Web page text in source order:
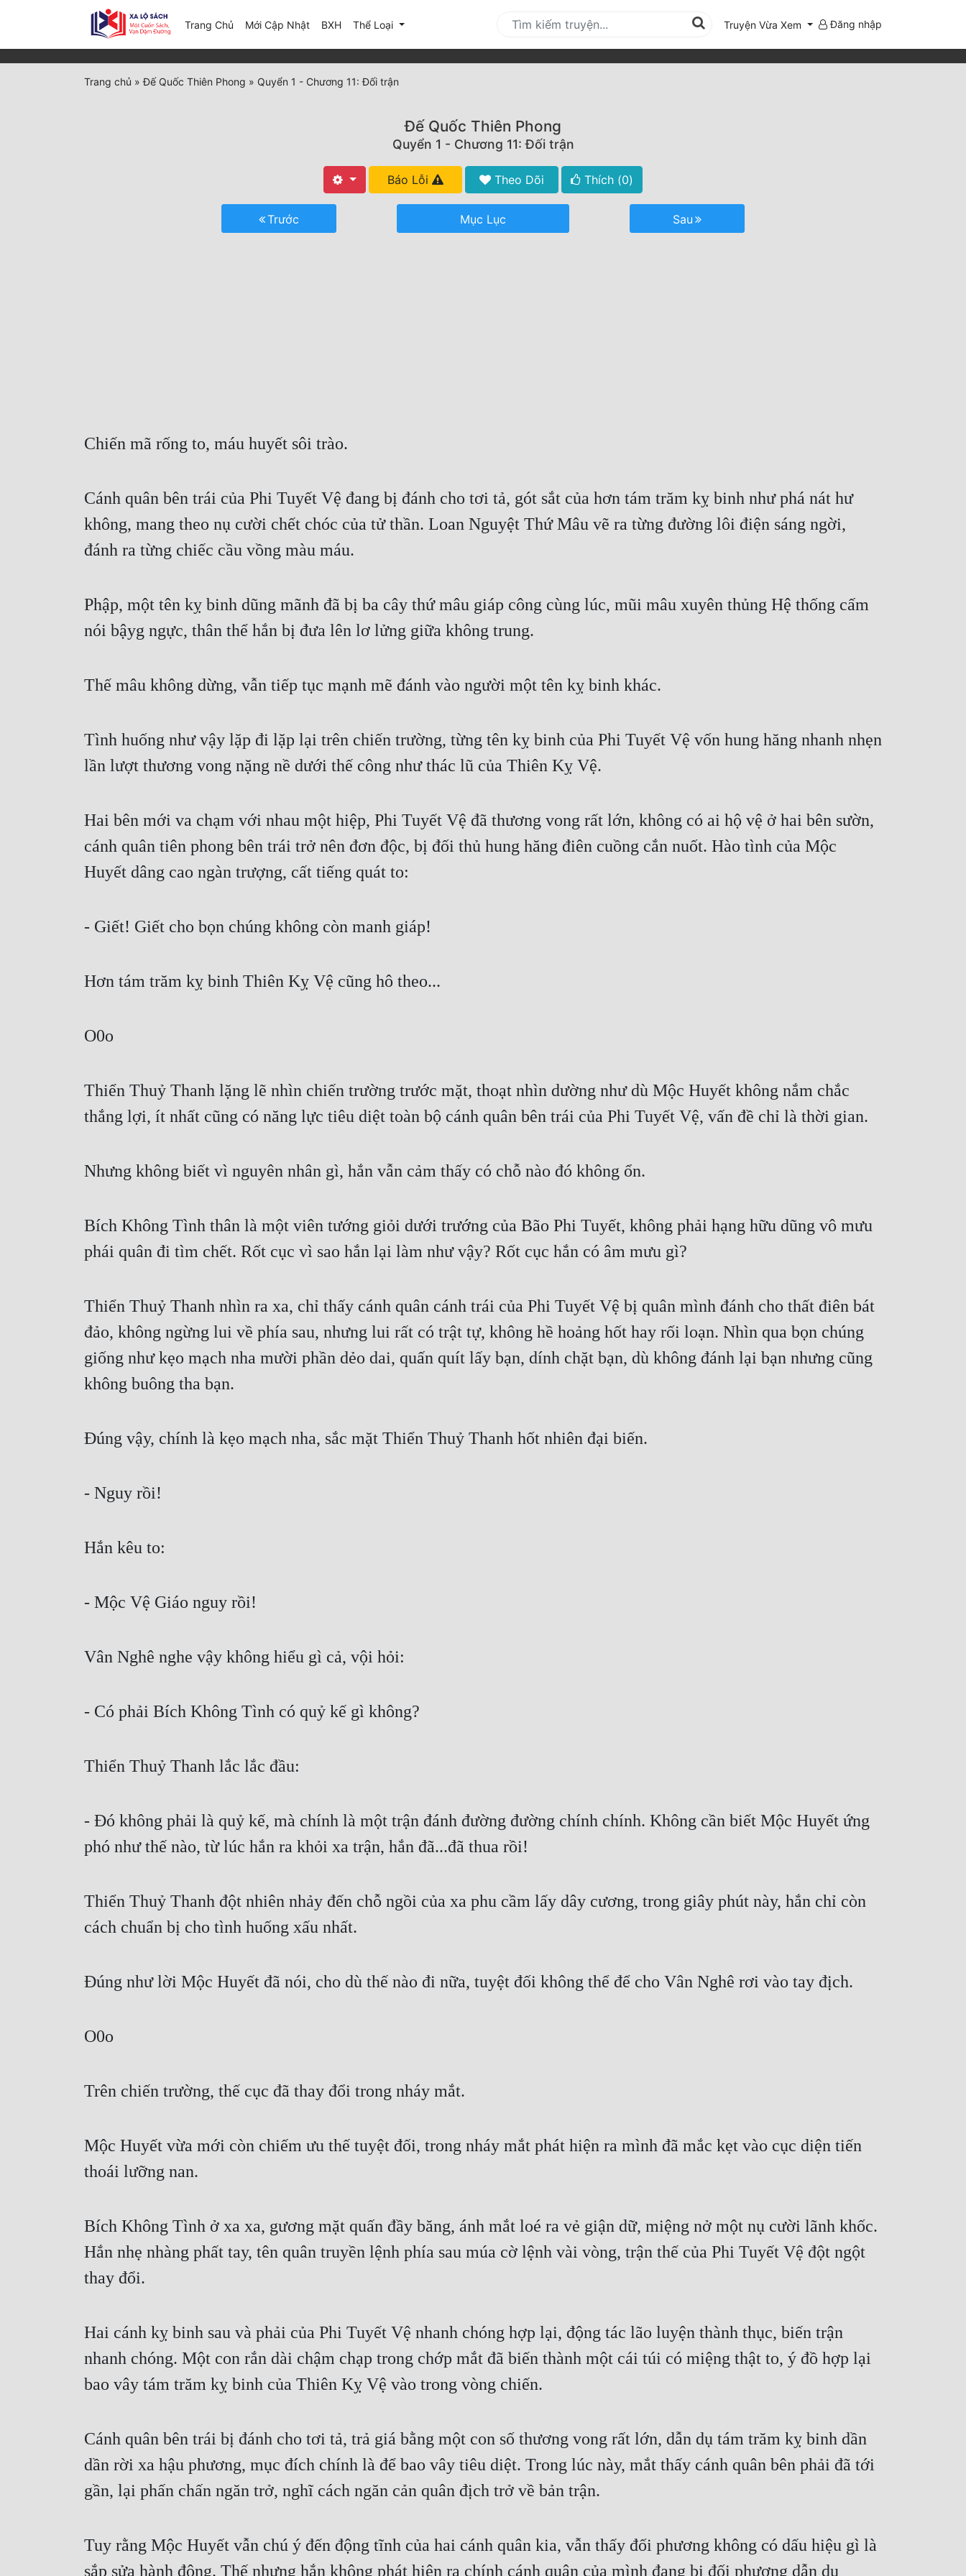
Trang Chủ Mới Cập Nhật(current)
BXH Thể Loại Truyện Vừa Xem Đăng nhập
Trang chủ »Đế Quốc Thiên Phong » Quyển 1 - Chương 11: Đối trận
Đế Quốc Thiên Phong
Quyển 1 - Chương 11: Đối trận
Báo Lỗi Theo Dõi Thích (0)
Trước Mục Lục Sau
Chiến mã rống to, máu huyết sôi trào.
Cánh quân bên trái của Phi Tuyết Vệ đang bị đánh cho tơi tả, gót sắt của hơn tám trăm kỵ binh như phá nát hư
không, mang theo nụ cười chết chóc của tử thần. Loan Nguyệt Thứ Mâu vẽ ra từng đường lôi điện sáng ngời,
đánh ra từng chiếc cầu vồng màu máu.
Phập, một tên kỵ binh dũng mãnh đã bị ba cây thứ mâu giáp công cùng lúc, mũi mâu xuyên thủng Hệ thống cấm
nói bậyg ngực, thân thể hắn bị đưa lên lơ lửng giữa không trung.
Thế mâu không dừng, vẫn tiếp tục mạnh mẽ đánh vào người một tên kỵ binh khác.
Tình huống như vậy lặp đi lặp lại trên chiến trường, từng tên kỵ binh của Phi Tuyết Vệ vốn hung hăng nhanh nhẹn
lần lượt thương vong nặng nề dưới thế công như thác lũ của Thiên Kỵ Vệ.
Hai bên mới va chạm với nhau một hiệp, Phi Tuyết Vệ đã thương vong rất lớn, không có ai hộ vệ ở hai bên sườn,
cánh quân tiên phong bên trái trở nên đơn độc, bị đối thủ hung hăng điên cuồng cắn nuốt. Hào tình của Mộc
Huyết dâng cao ngàn trượng, cất tiếng quát to:
- Giết! Giết cho bọn chúng không còn manh giáp!
Hơn tám trăm kỵ binh Thiên Kỵ Vệ cũng hô theo...
O0o
Thiển Thuỷ Thanh lặng lẽ nhìn chiến trường trước mặt, thoạt nhìn dường như dù Mộc Huyết không nắm chắc
thắng lợi, ít nhất cũng có năng lực tiêu diệt toàn bộ cánh quân bên trái của Phi Tuyết Vệ, vấn đề chỉ là thời gian.
Nhưng không biết vì nguyên nhân gì, hắn vẫn cảm thấy có chỗ nào đó không ổn.
Bích Không Tình thân là một viên tướng giỏi dưới trướng của Bão Phi Tuyết, không phải hạng hữu dũng vô mưu
phái quân đi tìm chết. Rốt cục vì sao hắn lại làm như vậy? Rốt cục hắn có âm mưu gì?
Thiển Thuỷ Thanh nhìn ra xa, chỉ thấy cánh quân cánh trái của Phi Tuyết Vệ bị quân mình đánh cho thất điên bát
đảo, không ngừng lui về phía sau, nhưng lui rất có trật tự, không hề hoảng hốt hay rối loạn. Nhìn qua bọn chúng
giống như kẹo mạch nha mười phần dẻo dai, quấn quít lấy bạn, dính chặt bạn, dù không đánh lại bạn nhưng cũng
không buông tha bạn.
Đúng vậy, chính là kẹo mạch nha, sắc mặt Thiển Thuỷ Thanh hốt nhiên đại biến.
- Nguy rồi!
Hắn kêu to:
- Mộc Vệ Giáo nguy rồi!
Vân Nghê nghe vậy không hiểu gì cả, vội hỏi:
- Có phải Bích Không Tình có quỷ kế gì không?
Thiển Thuỷ Thanh lắc lắc đầu:
- Đó không phải là quỷ kế, mà chính là một trận đánh đường đường chính chính. Không cần biết Mộc Huyết ứng
phó như thế nào, từ lúc hắn ra khỏi xa trận, hắn đã...đã thua rồi!
Thiển Thuỷ Thanh đột nhiên nhảy đến chỗ ngồi của xa phu cầm lấy dây cương, trong giây phút này, hắn chỉ còn
cách chuẩn bị cho tình huống xấu nhất.
Đúng như lời Mộc Huyết đã nói, cho dù thế nào đi nữa, tuyệt đối không thể để cho Vân Nghê rơi vào tay địch.
O0o
Trên chiến trường, thế cục đã thay đổi trong nháy mắt.
Mộc Huyết vừa mới còn chiếm ưu thế tuyệt đối, trong nháy mắt phát hiện ra mình đã mắc kẹt vào cục diện tiến
thoái lưỡng nan.
Bích Không Tình ở xa xa, gương mặt quấn đầy băng, ánh mắt loé ra vẻ giận dữ, miệng nở một nụ cười lãnh khốc.
Hắn nhẹ nhàng phất tay, tên quân truyền lệnh phía sau múa cờ lệnh vài vòng, trận thế của Phi Tuyết Vệ đột ngột
thay đổi.
Hai cánh kỵ binh sau và phải của Phi Tuyết Vệ nhanh chóng hợp lại, động tác lão luyện thành thục, biến trận
nhanh chóng. Một con rắn dài chậm chạp trong chớp mắt đã biến thành một cái túi có miệng thật to, ý đồ hợp lại
bao vây tám trăm kỵ binh của Thiên Kỵ Vệ vào trong vòng chiến.
Cánh quân bên trái bị đánh cho tơi tả, trả giá bằng một con số thương vong rất lớn, dẫn dụ tám trăm kỵ binh dần
dần rời xa hậu phương, mục đích chính là để bao vây tiêu diệt. Trong lúc này, mắt thấy cánh quân bên phải đã tới
gần, lại phấn chấn ngăn trở, nghĩ cách ngăn cản quân địch trở về bản trận.
Tuy rằng Mộc Huyết vẫn chú ý đến động tĩnh của hai cánh quân kia, vẫn thấy đối phương không có dấu hiệu gì là
sắp sửa hành động. Thế nhưng hắn không phát hiện ra chính cánh quân của mình đang bị đối phương dẫn dụ